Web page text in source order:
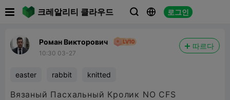
크레알리티 클라우드   로그인
Роман Викторович
10:30 03-27
따르다
easter rabbit knitted
Вязаный Пасхальный Кролик NO CFS